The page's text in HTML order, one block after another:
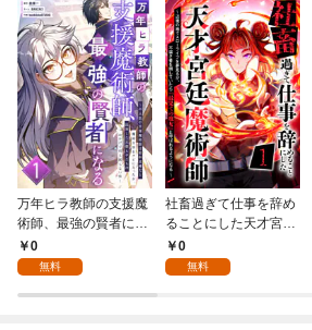
万年ヒラ教師の支援魔
術師、最強の賢者にな
る～不人気の支援魔術
師は給料泥棒だと魔術
が、出世した元教え子
0
無料
社畜過ぎて仕事を辞め
ることにした天才宮廷
魔術師～辺境の地でス
ローライフを夢見る
0
無料